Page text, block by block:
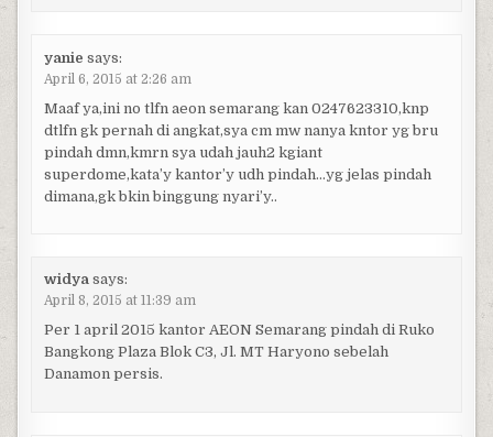
yanie says:
April 6, 2015 at 2:26 am
Maaf ya,ini no tlfn aeon semarang kan 0247623310,knp
dtlfn gk pernah di angkat,sya cm mw nanya kntor yg bru
pindah dmn,kmrn sya udah jauh2 kgiant
superdome,kata’y kantor’y udh pindah…yg jelas pindah
dimana,gk bkin binggung nyari’y..
widya says:
April 8, 2015 at 11:39 am
Per 1 april 2015 kantor AEON Semarang pindah di Ruko
Bangkong Plaza Blok C3, Jl. MT Haryono sebelah
Danamon persis.